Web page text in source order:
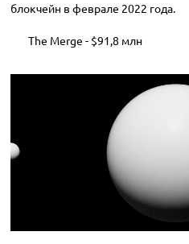
блокчейн в феврале 2022 года.
The Merge - $91,8 млн